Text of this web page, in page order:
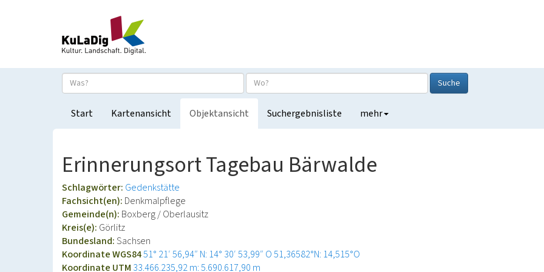
Suche
Start Kartenansicht Objektansicht Suchergebnisliste mehr
Erinnerungsort Tagebau Bärwalde
Schlagwörter: Gedenkstätte
Fachsicht(en): Denkmalpflege
Gemeinde(n): Boxberg / Oberlausitz
Kreis(e): Görlitz
Bundesland:Sachsen
Koordinate WGS8451° 21′ 56,94″ N: 14° 30′ 53,99″ O51,36582°N: 14,515°O
Koordinate UTM 33.466.235,92 m: 5.690.617,90 m